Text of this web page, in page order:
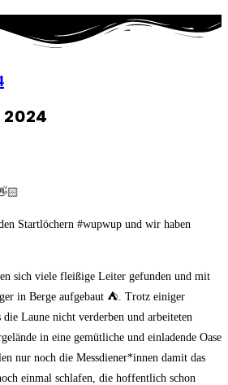
Startlöchern #wupwup und wir haben
sich viele fleißige Leiter gefunden und mit
in Berge aufgebaut ⛺. Trotz einiger
Laune nicht verderben und arbeiteten
in eine gemütliche und einladende Oase
nur noch die Messdiener*innen damit das
einmal schlafen, die hoffentlich schon